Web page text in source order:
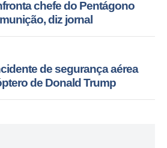
chefe do Pentágono
diz jornal
de segurança aérea
de Donald Trump